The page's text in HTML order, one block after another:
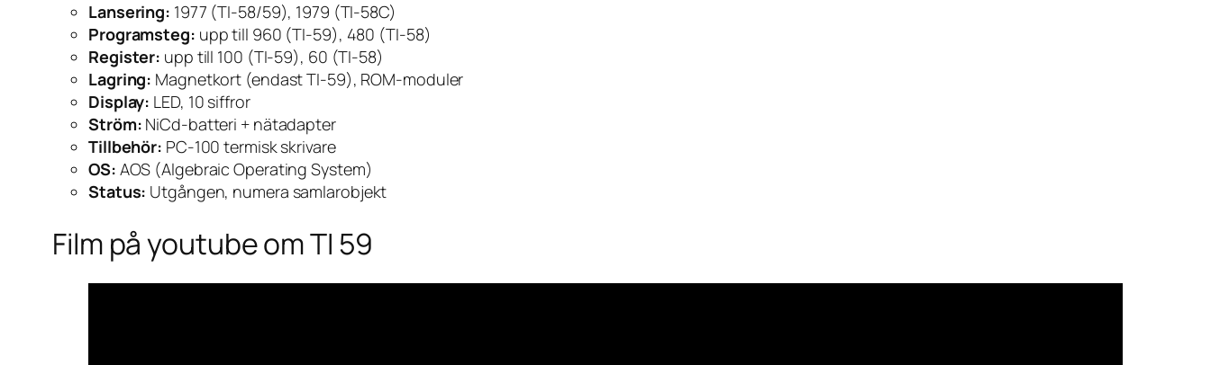
Lansering: 1977 (TI-58/59), 1979 (TI-58C)
Programsteg: upp till 960 (TI-59), 480 (TI-58)
Register: upp till 100 (TI-59), 60 (TI-58)
Lagring: Magnetkort (endast TI-59), ROM-moduler
Display: LED, 10 siffror
Ström: NiCd-batteri + nätadapter
Tillbehör: PC-100 termisk skrivare
OS: AOS (Algebraic Operating System)
Status: Utgången, numera samlarobjekt
Film på youtube om TI 59